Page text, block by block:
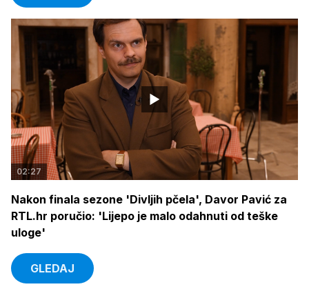
02:27
Nakon finala sezone 'Divljih pčela', Davor Pavić za
RTL.hr poručio: 'Lijepo je malo odahnuti od teške
uloge'
GLEDAJ